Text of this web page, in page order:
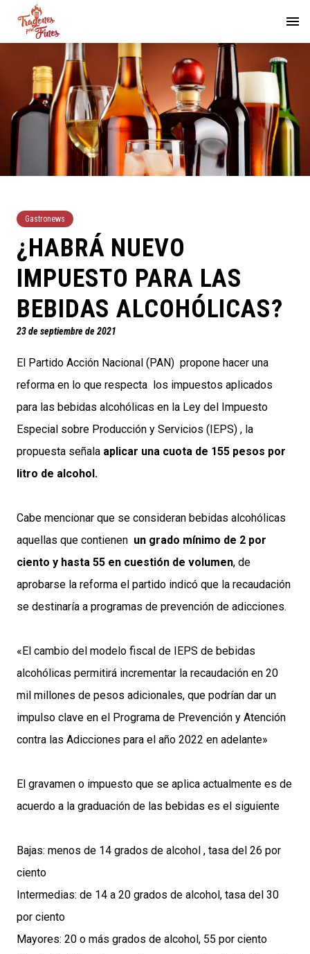
Gastronews
¿HABRÁ NUEVO
IMPUESTO PARA LAS
BEBIDAS ALCOHÓLICAS?
23 de septiembre de 2021
El Partido Acción Nacional (PAN) propone hacer una
reforma en lo que respecta los impuestos aplicados
para las bebidas alcohólicas en la Ley del Impuesto
Especial sobre Producción y Servicios (IEPS) , la
propuesta señala aplicar una cuota de 155 pesos por
litro de alcohol.
Cabe mencionar que se consideran bebidas alcohólicas
aquellas que contienen un grado mínimo de 2 por
ciento y hasta 55 en cuestión de volumen, de
aprobarse la reforma el partido indicó que la recaudación
se destinaría a programas de prevención de adicciones.
«El cambio del modelo fiscal de IEPS de bebidas
alcohólicas permitirá incrementar la recaudación en 20
mil millones de pesos adicionales, que podrían dar un
impulso clave en el Programa de Prevención y Atención
contra las Adicciones para el año 2022 en adelante»
El gravamen o impuesto que se aplica actualmente es de
acuerdo a la graduación de las bebidas es el siguiente
Bajas: menos de 14 grados de alcohol , tasa del 26 por
ciento
Intermedias: de 14 a 20 grados de alcohol, tasa del 30
por ciento
Mayores: 20 o más grados de alcohol, 55 por ciento